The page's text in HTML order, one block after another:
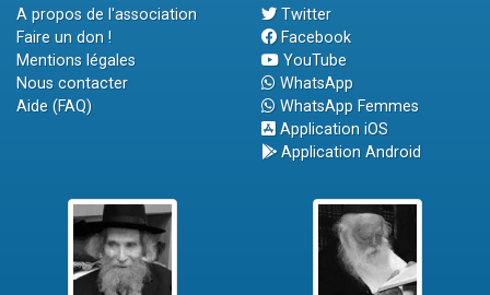
A propos de l'association
Faire un don !
Mentions légales
Nous contacter
Aide (FAQ)
Twitter
Facebook
YouTube
WhatsApp
WhatsApp Femmes
Application iOS
Application Android